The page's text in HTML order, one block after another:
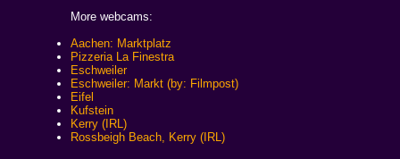
More webcams:
Aachen: Marktplatz
Pizzeria La Finestra
Eschweiler
Eschweiler: Markt (by: Filmpost)
Eifel
Kufstein
Kerry (IRL)
Rossbeigh Beach, Kerry (IRL)